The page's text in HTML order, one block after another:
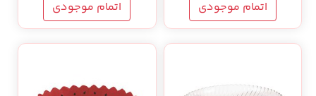
اتمام موجودی اتمام موجودی